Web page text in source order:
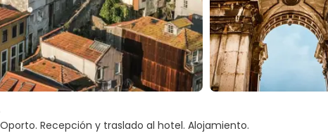
Recepción y traslado al hotel. Alojamiento.